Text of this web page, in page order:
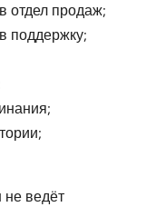
отдел продаж;
поддержку;
не ведёт